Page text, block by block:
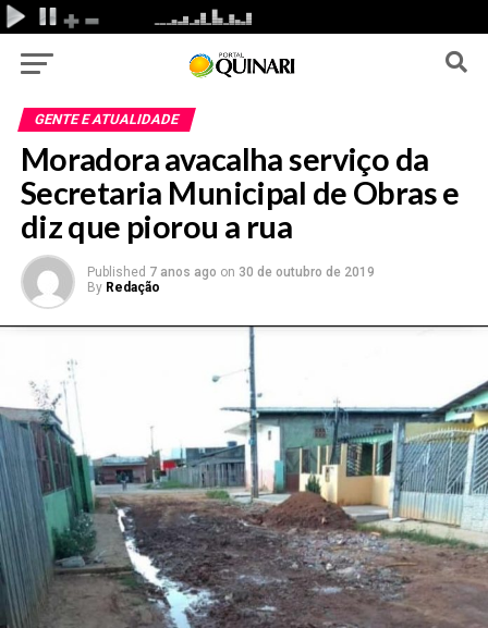
GENTE E ATUALIDADE
Moradora avacalha serviço da
Secretaria Municipal de Obras e
diz que piorou a rua
Published 7 anos ago on 30 de outubro de 2019
By Redação